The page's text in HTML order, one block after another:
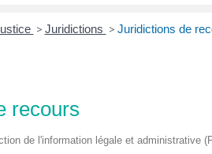
POTS
> Juridictions > Juridictions de
recours
de l'information légale et administrative